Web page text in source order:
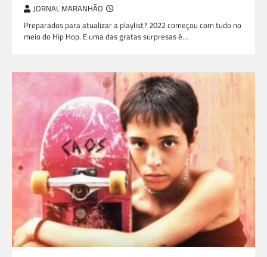
JORNAL MARANHÃO
Preparados para atualizar a playlist? 2022 começou com tudo no
meio do Hip Hop. E uma das gratas surpresas é…